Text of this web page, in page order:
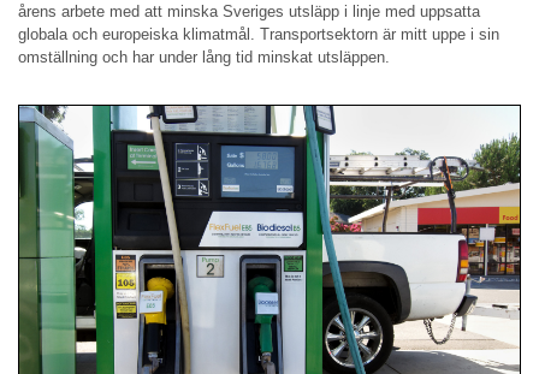
årens arbete med att minska Sveriges utsläpp i linje med uppsatta
globala och europeiska klimatmål. Transportsektorn är mitt uppe i sin
omställning och har under lång tid minskat utsläppen.